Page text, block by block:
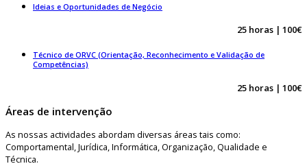
Ideias e Oportunidades de Negócio
25 horas | 100€
Técnico de ORVC (Orientação, Reconhecimento e Validação de
Competências)
25 horas | 100€
Áreas de intervenção
As nossas actividades abordam diversas áreas tais como:
Comportamental, Jurídica, Informática, Organização, Qualidade e
Técnica.